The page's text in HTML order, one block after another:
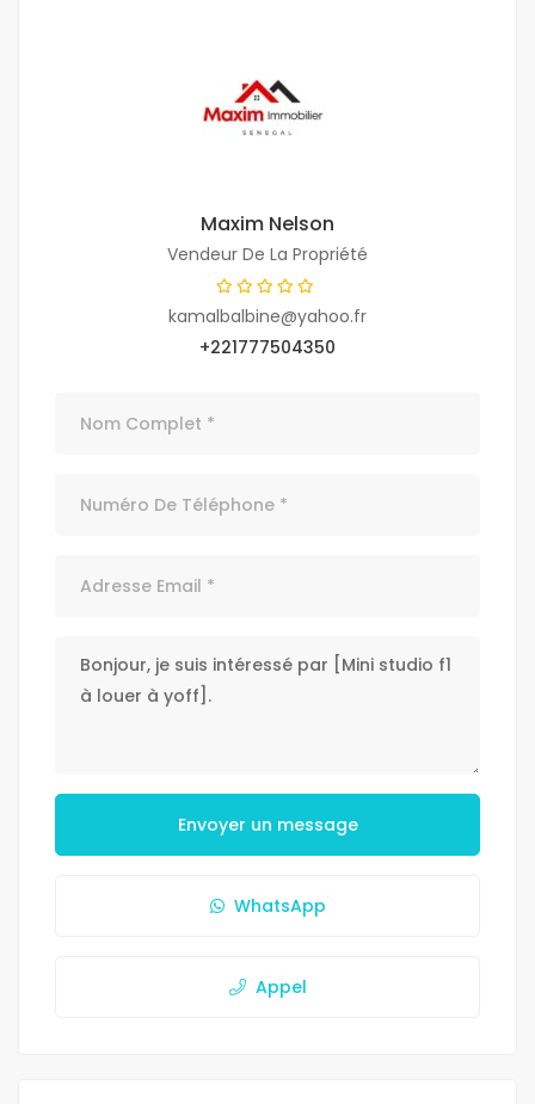
Maxim Nelson
Vendeur De La Propriété
kamalbalbine@yahoo.fr
+221777504350
Envoyer un message
WhatsApp
Appel